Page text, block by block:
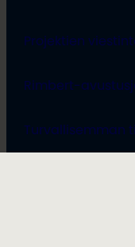
Projektien
Rimbert-
Turvallisemman